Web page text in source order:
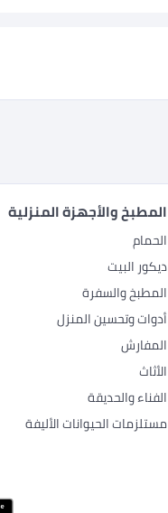
المطبخ والأجهزة المنزلية
الحمام
ديكور البيت
المطبخ والسفرة
أدوات وتحسين المنزل
المفارش
الأثاث
الفناء والحديقة
مستلزمات الحيوانات الأليفة